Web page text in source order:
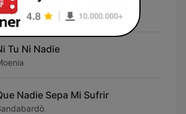
Hermoso
Del Rancho
Tu Ni Nadie
Nadie Sepa Mi Sufrir